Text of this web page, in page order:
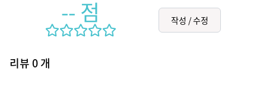
-- 점 작성 / 수정
리뷰0개